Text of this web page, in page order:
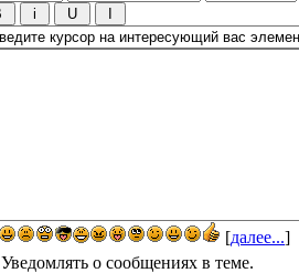
[далее...]
Уведомлять о сообщениях в теме.